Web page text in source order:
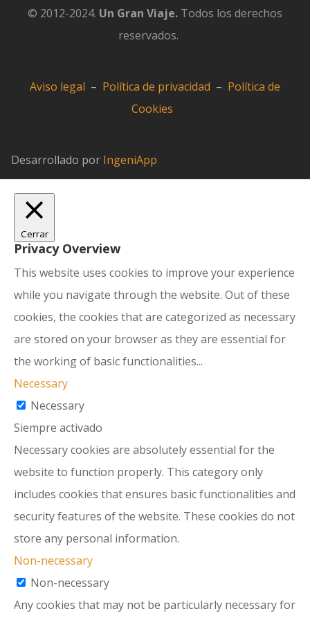
© 2012-2024. Un Gran Viaje. Todos los derechos
reservados.
Aviso legal – Política de privacidad – Política de
Cookies
Desarrollado por IngeniApp
Cerrar
Privacy Overview
This website uses cookies to improve your experience
while you navigate through the website. Out of these
cookies, the cookies that are categorized as necessary
are stored on your browser as they are essential for
the working of basic functionalities...
Necessary
Necessary
Siempre activado
Necessary cookies are absolutely essential for the
website to function properly. This category only
includes cookies that ensures basic functionalities and
security features of the website. These cookies do not
store any personal information.
Non-necessary
Non-necessary
Any cookies that may not be particularly necessary for